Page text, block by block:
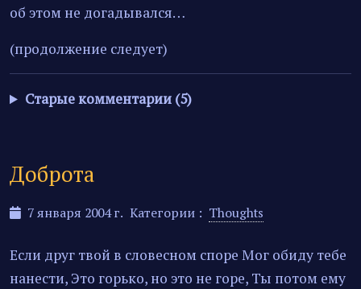
об этом не догадывался…
(продолжение следует)
Старые комментарии (5)
Доброта
7 января 2004 г. Категории : Thoughts
Если друг твой в словесном споре Мог обиду тебе
нанести, Это горько, но это не горе, Ты потом ему